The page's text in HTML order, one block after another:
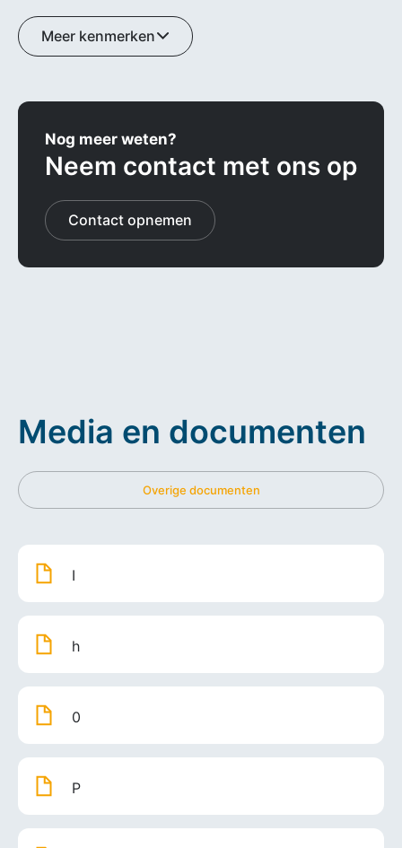
Meer kenmerken
Nog meer weten?
Neem contact met ons op
Contact opnemen
Media en documenten
Overige documenten
I
h
0
P